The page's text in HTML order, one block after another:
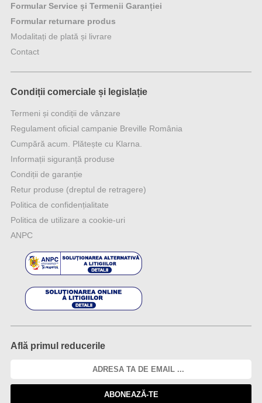
Formular Service și Termenii Garanției
Formular returnare produs
Modalitați de plată și livrare
Contact
Condiții comerciale și legislație
Termeni și condiții de vânzare
Regulament oficial campanie Breville România
Cumpără acum. Plătește cu Klarna.
Informații siguranță produse
Condiții de garanție
Retur produse (dreptul de retragere)
Politica de confidențialitate
Politica de utilizare a cookie-uri
ANPC
Află primul reducerile
ABONEAZĂ-TE